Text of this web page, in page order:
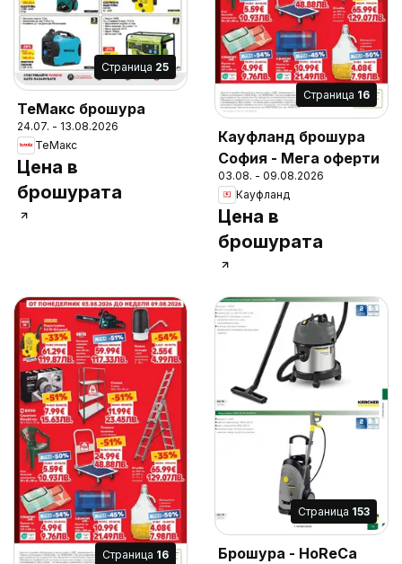
Cтраница 25
ТеMакс брошура
24.07. - 13.08.2026
ТеMакс
Цена в
брошурата
Cтраница 16
Кауфланд брошура
София - Мега оферти
03.08. - 09.08.2026
Кауфланд
Цена в
брошурата
Cтраница 16
Cтраница 153
Брошура - HoReCa